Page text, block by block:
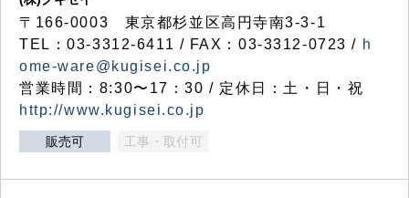
〒166-0003 東京都杉並区高円寺南3-3-1
TEL：03-3312-6411 / FAX：03-3312-0723 / h
ome-ware@kugisei.co.jp
営業時間：8:30〜17：30 / 定休日：土・日・祝
http://www.kugisei.co.jp
販売可 工事・取付可